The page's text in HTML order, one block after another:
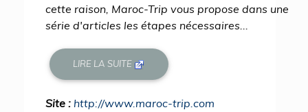
cette raison, Maroc-Trip vous propose dans une
série d'articles les étapes nécessaires...
LIRE LA SUITE
Site : http://www.maroc-trip.com